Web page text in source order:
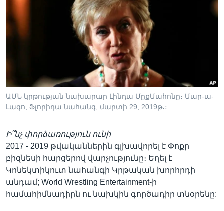
ԱՄՆ կրթության նախարար Լինդա ՄըքՄահոնը։ Մար-ա-
Լագո, Ֆլորիդա նահանգ, մարտի 29, 2019թ․։
Ի՞նչ փորձառություն ունի
2017 - 2019 թվականներին գլխավորել է Փոքր
բիզնեսի հարցերով վարչությունը։ Եղել է
Կոնեկտիկուտ նահանգի Կրթական խորհրդի
անդամ; World Wrestling Entertainment-ի
համահիմնադիրն ու նախկին գործադիր տնօրենը: